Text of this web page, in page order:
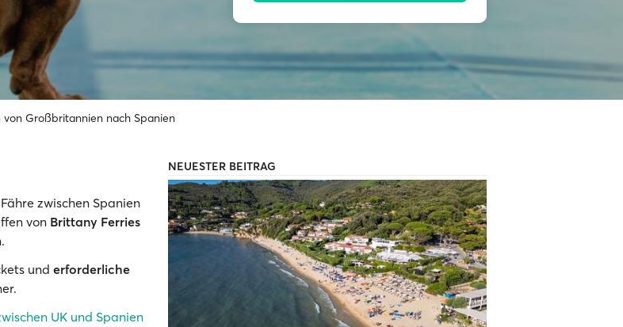
Großbritannien nach Spanien
zwischen Spanien
von Brittany Ferries
und erforderliche
UK und Spanien
NEUESTER BEITRAG